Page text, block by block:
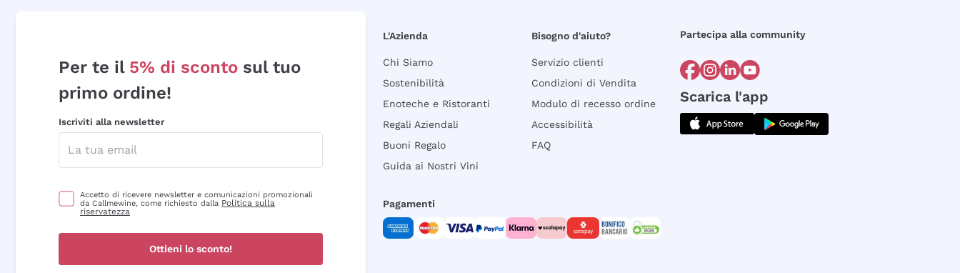
Per te il 5% di sconto sul tuo
primo ordine!
Iscriviti alla newsletter
Accetto di ricevere newsletter e comunicazioni promozionali
da Callmewine, come richiesto dalla Politica sulla
riservatezza
Ottieni lo sconto!
L'Azienda
Chi Siamo
Sostenibilità
Enoteche e Ristoranti
Regali Aziendali
Buoni Regalo
Guida ai Nostri Vini
Bisogno d'aiuto?
Servizio clienti
Condizioni di Vendita
Modulo di recesso ordine
Accessibilità
FAQ
Partecipa alla community
Scarica l'app
Pagamenti